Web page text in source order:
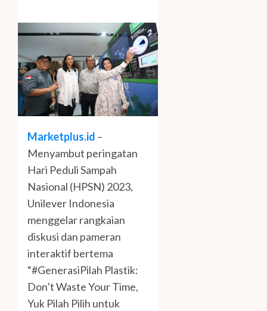
Marketplus.id –
Menyambut peringatan
Hari Peduli Sampah
Nasional (HPSN) 2023,
Unilever Indonesia
menggelar rangkaian
diskusi dan pameran
interaktif bertema
“#GenerasiPilah Plastik:
Don’t Waste Your Time,
Yuk Pilah Pilih untuk